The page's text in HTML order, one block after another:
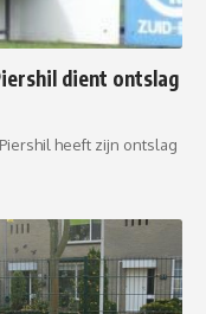
dient ontslag
heeft zijn ontslag